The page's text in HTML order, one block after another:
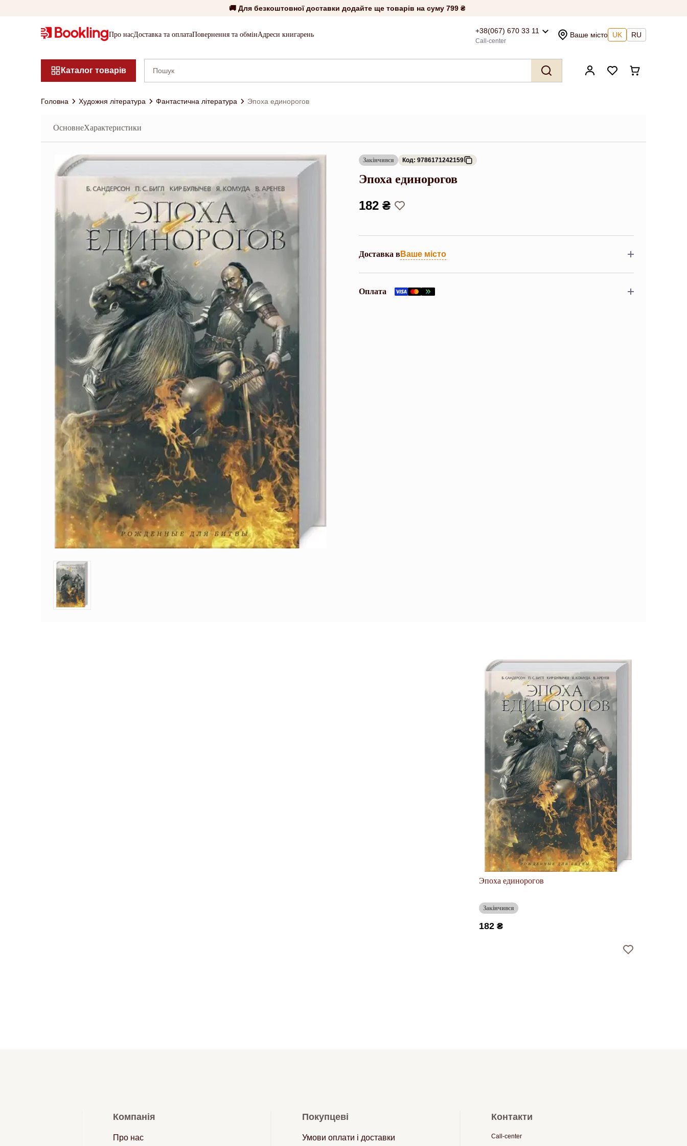
🚚 Для безкоштовної доставки додайте ще товарів на суму 799 ₴
Про насДоставка та оплатаПовернення та обмінАдреси книгарень +38(067) 670 33 11
Call-center
Ваше місто UK RU
Каталог товарів
Головна Художня література Фантастична література Эпоха единорогов
ОсновнеХарактеристики
Закінчився Код: 9786171242159
Эпоха единорогов
182 ₴
Доставка вВаше місто
Оплата
Эпоха единорогов
Закінчився
182 ₴
Компанія
Про нас
Покупцеві
Умови оплати і доставки
Контакти
Call-center